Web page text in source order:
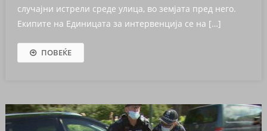
случајни истрели среде улица, во земјата пред него.
Екипите на Единицата за интервенција се на […]
ПОВЕЌЕ